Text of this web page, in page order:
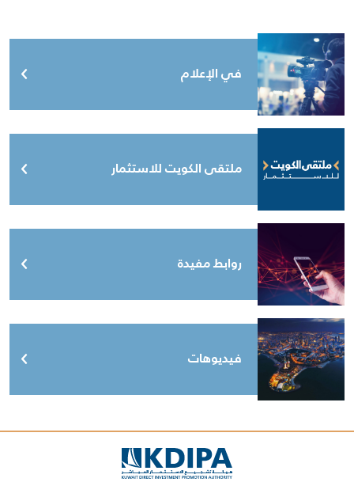
في الإعلام
ملتقى الكويت للاستثمار
روابط مفيدة
فيديوهات